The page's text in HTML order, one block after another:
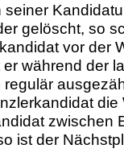
seiner
gelöscht, so
vor der
während der
die
zwischen
ist der